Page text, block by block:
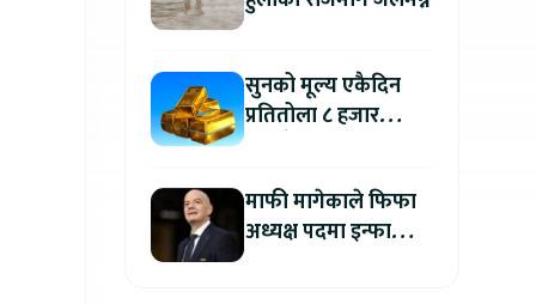
सुनको मूल्य एकैदिन
प्रतितोला ८ हजार
माफी मागेकाले फिफा
अध्यक्ष पदमा इन्फान्टिनो